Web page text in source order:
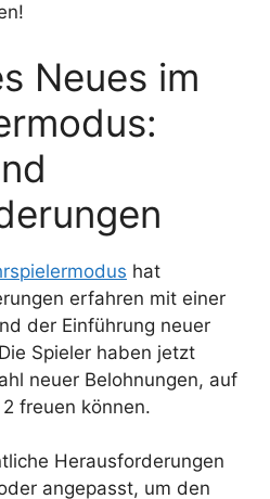
Neues im
hat
erfahren mit einer
der Einführung neuer
Spieler haben jetzt
neuer Belohnungen, auf
freuen können.
Herausforderungen
angepasst, um den